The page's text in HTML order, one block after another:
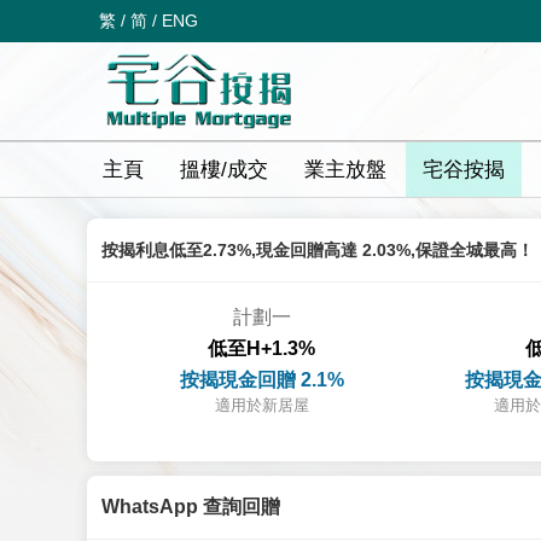
繁 / 简 / ENG
主頁 搵樓/成交 業主放盤 宅谷按揭
按揭利息低至2.73%,現金回贈高達 2.03%,保證全城最高！
計劃一
低至H+1.3%
按揭現金回贈 2.1%
適用於新居屋
按揭現
適用
WhatsApp 查詢回贈